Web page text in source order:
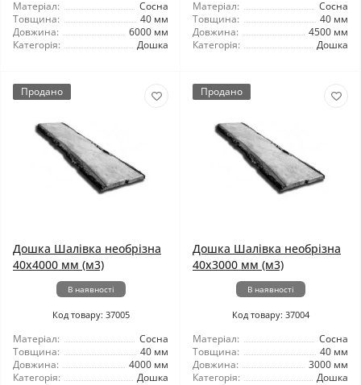
Матеріал:
Сосна
Товщина:
40 мм
Довжина:
6000 мм
Категорія:
Дошка
Матеріал:
Сосна
Товщина:
40 мм
Довжина:
4500 мм
Категорія:
Дошка
Продано
Дошка Шалівка необрізна
40x4000 мм (м3)
В наявності
Код товару: 37005
Матеріал:
Сосна
Товщина:
40 мм
Довжина:
4000 мм
Категорія:
Дошка
Продано
Дошка Шалівка необрізна
40x3000 мм (м3)
В наявності
Код товару: 37004
Матеріал:
Сосна
Товщина:
40 мм
Довжина:
3000 мм
Категорія:
Дошка